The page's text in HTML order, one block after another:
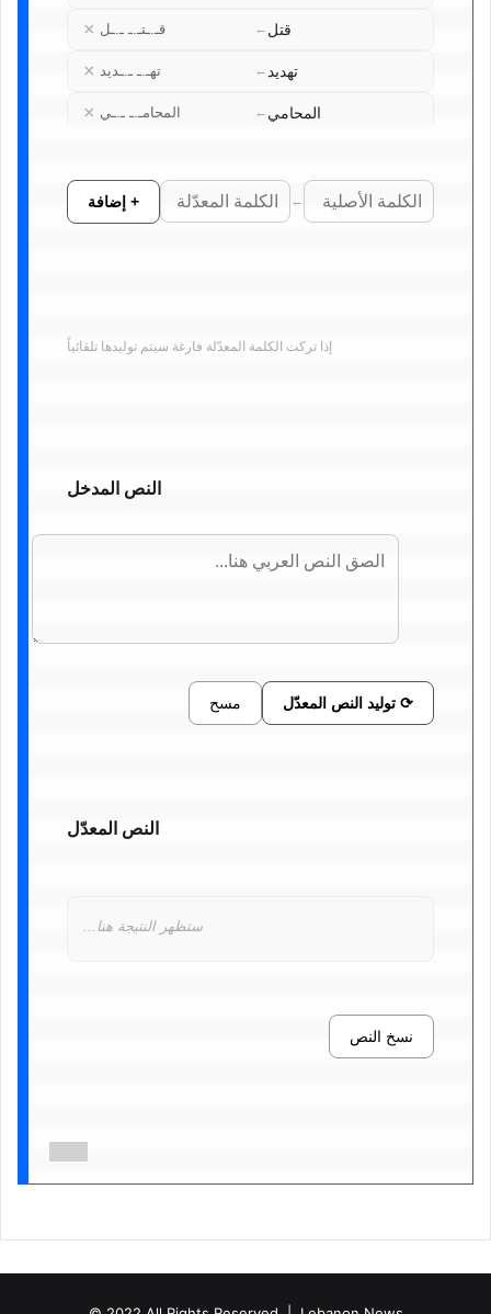
قتل ← قـ.ـتـ.ـ ـ.ـل ×
تهديد ← تهـ.ـ ـ.ـديد ×
المحامي ← المحامـ.ـ ـ.ـي ×
← + إضافة
إذا تركت الكلمة المعدّلة فارغة سيتم توليدها تلقائياً
النص المدخل
⟳ توليد النص المعدّل مسح
النص المعدّل
ستظهر النتيجة هنا...
نسخ النص